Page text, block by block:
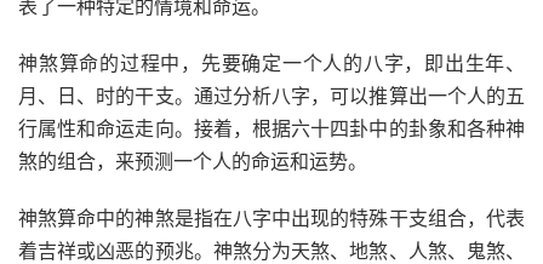
表了一种特定的情境和命运。
神煞算命的过程中，先要确定一个人的八字，即出生年、
月、日、时的干支。通过分析八字，可以推算出一个人的五
行属性和命运走向。接着，根据六十四卦中的卦象和各种神
煞的组合，来预测一个人的命运和运势。
神煞算命中的神煞是指在八字中出现的特殊干支组合，代表
着吉祥或凶恶的预兆。神煞分为天煞、地煞、人煞、鬼煞、